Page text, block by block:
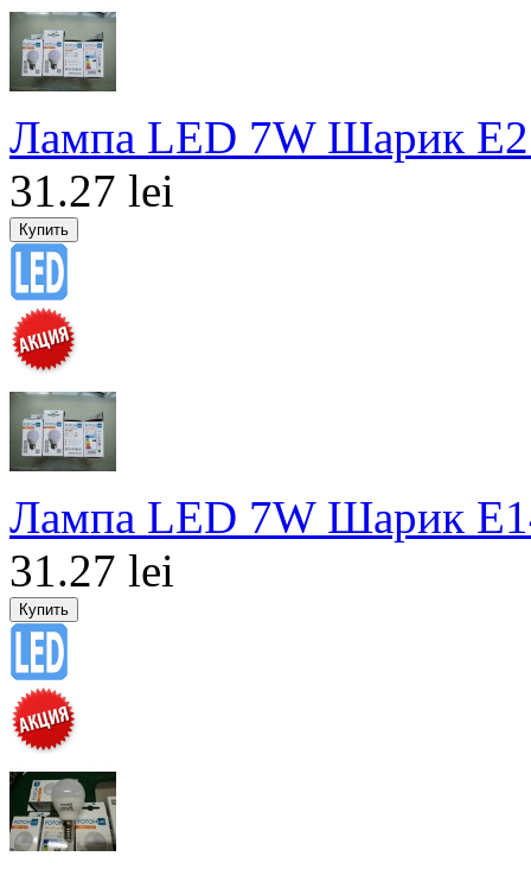
Лампа LED 7W Шарик
31.27 lei
Лампа LED 7W Шарик
31.27 lei